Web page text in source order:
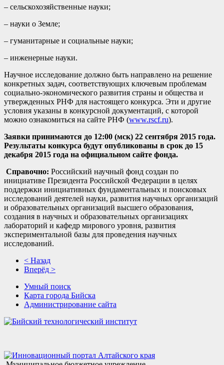
– сельскохозяйственные науки;
– науки о Земле;
– гуманитарные и социальные науки;
– инженерные науки.
Научное исследование должно быть направлено на решение
конкретных задач, соответствующих ключевым проблемам
социально-экономического развития страны и общества и
утвержденных РНФ для настоящего конкурса. Эти и другие
условия указаны в конкурсной документаций, с которой
можно ознакомиться на сайте РНФ (www.rscf.ru).
Заявки принимаются до 12:00 (мск) 22 сентября 2015 года.
Результаты конкурса будут опубликованы в срок до 15
декабря 2015 года на официальном сайте фонда.
Справочно: Российский научный фонд создан по
инициативе Президента Российской Федерации в целях
поддержки инициативных фундаментальных и поисковых
исследований деятелей науки, развития научных организаций
и образовательных организаций высшего образования,
создания в научных и образовательных организациях
лабораторий и кафедр мирового уровня, развития
экспериментальной базы для проведения научных
исследований.
< Назад
Вперёд >
Умный поиск
Карта города Бийска
Администрирование сайта